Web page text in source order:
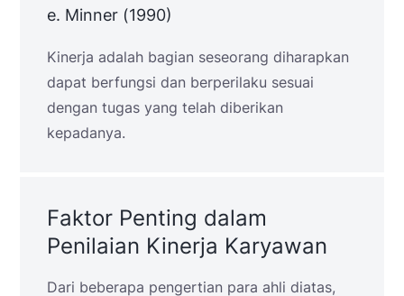
e. Minner (1990)
Kinerja adalah bagian seseorang diharapkan
dapat berfungsi dan berperilaku sesuai
dengan tugas yang telah diberikan
kepadanya.
Faktor Penting dalam
Penilaian Kinerja Karyawan
Dari beberapa pengertian para ahli diatas,